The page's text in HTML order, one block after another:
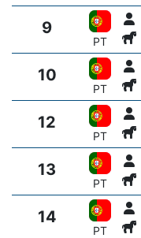
9
PT
10
PT
12
PT
13
PT
14
PT